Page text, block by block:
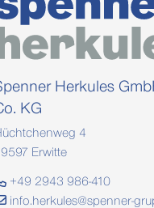
Herkules
KG
4
Erwitte
+49 2943 986-410
info.herkules@spenner-